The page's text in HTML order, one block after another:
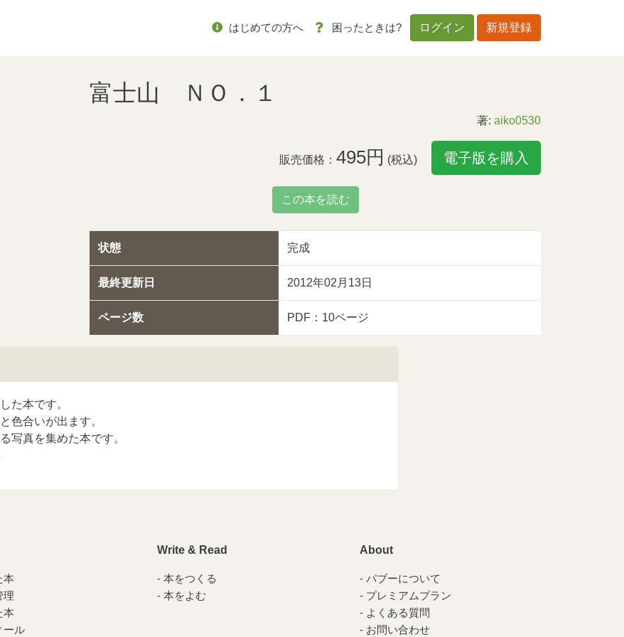
はじめての方へ 困ったときは? ログイン 新規登録
富士山 ＮＯ．１
著: aiko0530
販売価格： 495円 (税込) 電子版を購入
この本を読む
状態 完成
最終更新日 2012年02月13日
ページ数 PDF：10ページ
た本です。
色合いが出ます。
写真を集めた本です。
本
理
本
ール
Write & Read
本をつくる
本をよむ
About
パブーについて
プレミアムプラン
よくある質問
お問い合わせ